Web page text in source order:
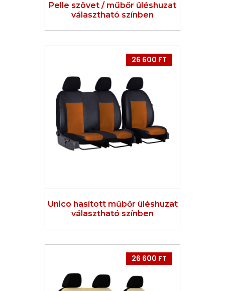
Pelle szövet / műbőr üléshuzat
választható színben
26 600 FT
Unico hasított műbőr üléshuzat
választható színben
26 600 FT